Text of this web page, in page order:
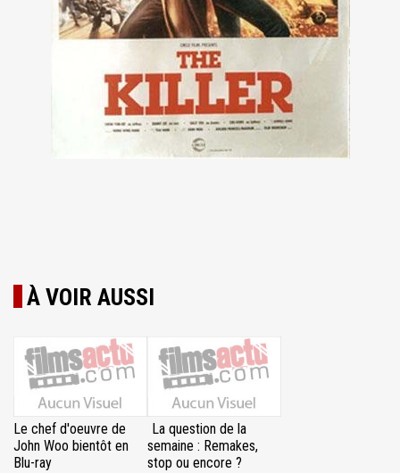
À VOIR AUSSI
Le chef d'oeuvre de
John Woo bientôt en
Blu-ray
La question de la
semaine : Remakes,
stop ou encore ?